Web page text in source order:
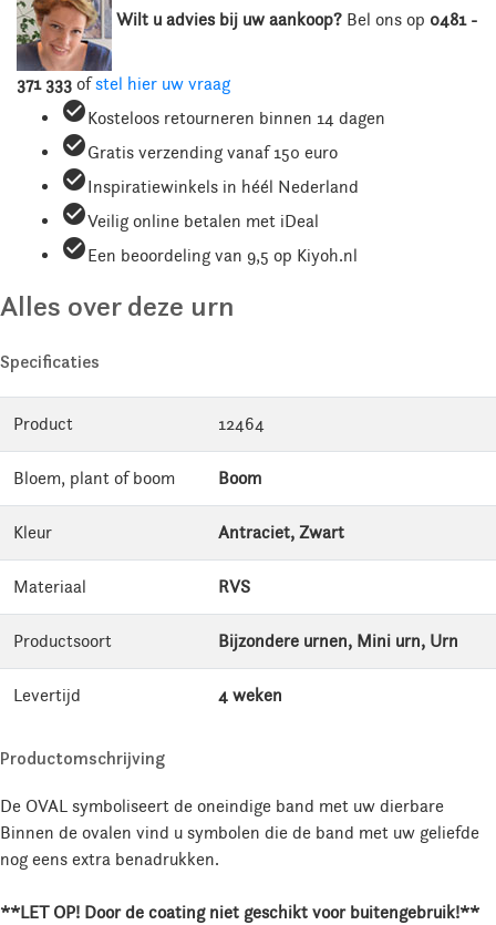
Wilt u advies bij uw aankoop? Bel ons op 0481 -
371 333 ofstel hier uw vraag
check_circleKosteloos retourneren binnen 14 dagen
check_circleGratis verzending vanaf 150 euro
check_circleInspiratiewinkels in héél Nederland
check_circleVeilig online betalen met iDeal
check_circleEen beoordeling van 9,5 op Kiyoh.nl
Alles over deze urn
Specificaties
Product 12464
Bloem, plant of boom Boom
Kleur Antraciet, Zwart
Materiaal RVS
Productsoort Bijzondere urnen, Mini urn, Urn
Levertijd 4 weken
Productomschrijving
De OVAL symboliseert de oneindige band met uw dierbare
Binnen de ovalen vind u symbolen die de band met uw geliefde
nog eens extra benadrukken.
**LET OP! Door de coating niet geschikt voor buitengebruik!**